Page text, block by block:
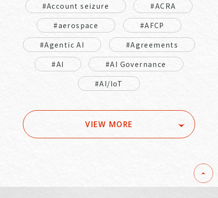
#Account seizure
#ACRA
#aerospace
#AFCP
#Agentic AI
#Agreements
#AI
#AI Governance
#AI/IoT
VIEW MORE